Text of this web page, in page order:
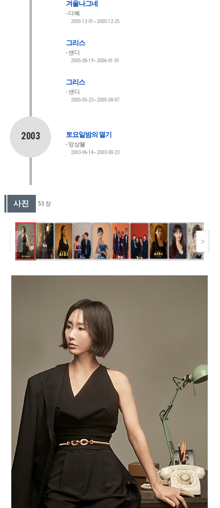
겨울나그네
다혜
2005-12-01~2005-12-25
그리스
샌디
2005-08-19~2006-01-01
그리스
샌디
2005-05-23~2005-08-07
2003 토요일밤의 열기
앙상블
2003-06-14~2003-08-23
사진 53 장